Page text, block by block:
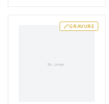
GRAVURE